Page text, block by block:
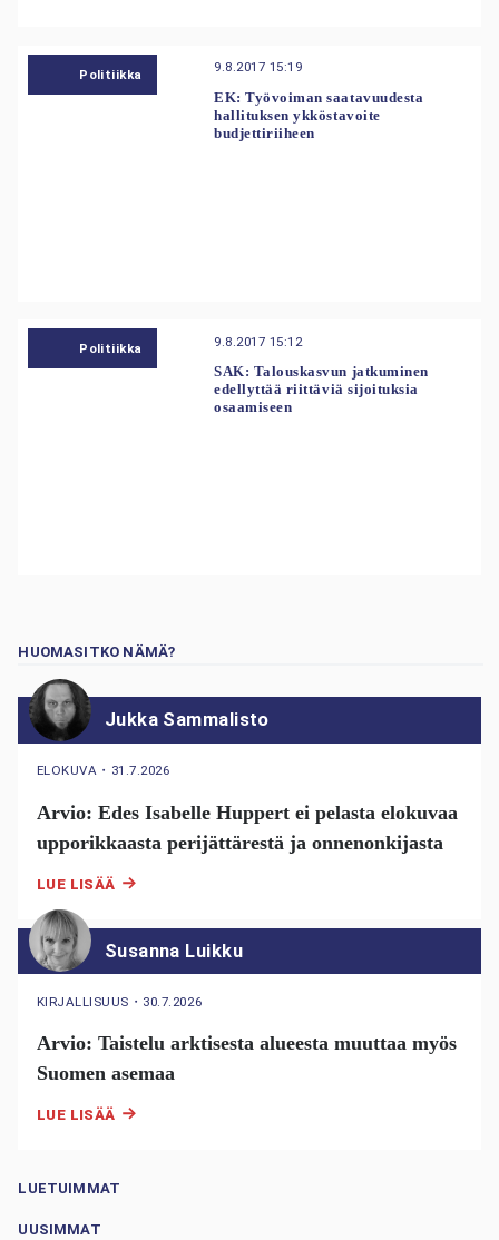
Politiikka 9.8.2017 15:19
EK: Työvoiman saatavuudesta
hallituksen ykköstavoite
budjettiriiheen
Politiikka 9.8.2017 15:12
SAK: Talouskasvun jatkuminen
edellyttää riittäviä sijoituksia
osaamiseen
HUOMASITKO NÄMÄ?
Jukka Sammalisto
ELOKUVA ・ 31.7.2026
Arvio: Edes Isabelle Huppert ei pelasta elokuvaa
upporikkaasta perijättärestä ja onnenonkijasta
LUE LISÄÄ
Susanna Luikku
KIRJALLISUUS ・ 30.7.2026
Arvio: Taistelu arktisesta alueesta muuttaa myös
Suomen asemaa
LUE LISÄÄ
LUETUIMMAT
UUSIMMAT